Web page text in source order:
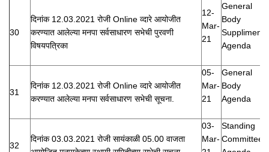
30
दिनांक 12.03.2021 रोजी Online व्दारे आयोजीत
करण्यात आलेल्या मनपा सर्वसाधारण सभेची पुरवणी
विषयपत्रिका
12-
Mar-
21
General
Body
Suppliment
Agenda
31
दिनांक 12.03.2021 रोजी Online व्दारे आयोजीत
करण्यात आलेल्या मनपा सर्वसाधारण सभेची सूचना.
05-
Mar-
21
General
Body
Agenda
32
दिनांक 03.03.2021 रोजी सायंकाळी 05.00 वाजता
03-
Mar-
Standing
Committee